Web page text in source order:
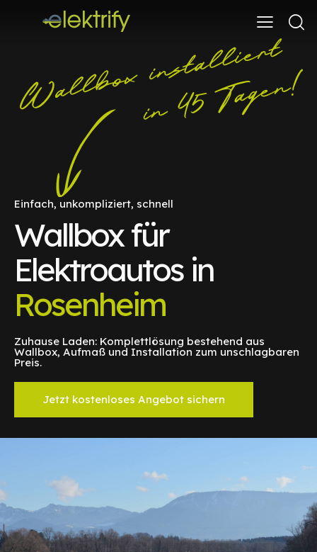
Einfach, unkompliziert, schnell
Wallbox für
Elektroautos in
Rosenheim
Zuhause Laden: Komplettlösung bestehend aus
Wallbox, Aufmaß und Installation zum unschlagbaren
Preis.
Jetzt kostenloses Angebot sichern